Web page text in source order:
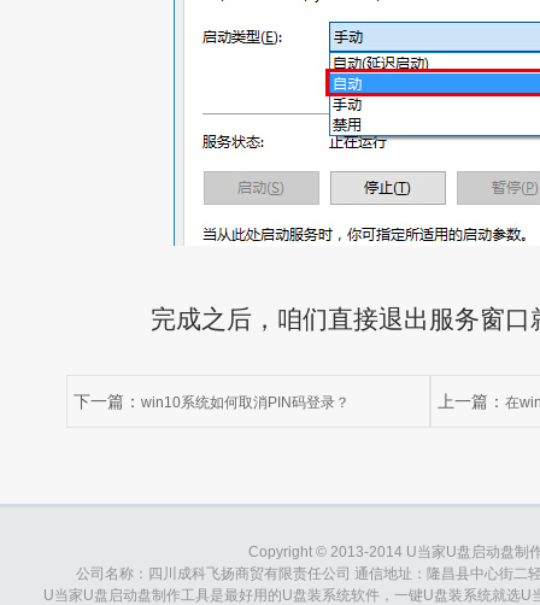
完成之后，咱们直接退出服务窗口
下一篇： win10系统如何取消PIN码登录？ 上一篇： 在
Copyright © 2013-2014 U当家U盘启动盘制
公司名称：四川成科飞扬商贸有限责任公司 通信地址：隆昌县中心街
U当家U盘启动盘制作工具是最好用的U盘装系统软件，一键U盘装系统就选